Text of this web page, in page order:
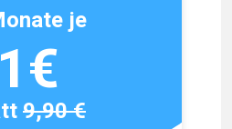
je
1€
9,90 €